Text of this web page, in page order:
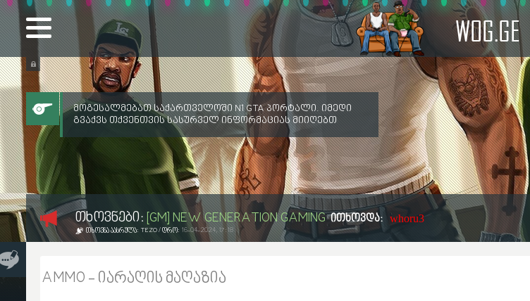
WOG.GE
მოგესალმებათ საქართველოში N1 GTA პორტალი. იმედი
გვაქვს თქვენთვის სასურველ ინფორმაციას მიიღებთ
ᲗᲮᲝᲕᲜᲔᲑᲘ: [GM] NEW GENERATION GAMING ითხოვდა: whoru3
ᲗᲮᲝᲕᲜᲐ ᲐᲐᲡᲠᲣᲚᲐ: TEZO/ ᲓᲠᲝ: 16-04-2024, 17:18
AMMO - იარაღის მაღაზია